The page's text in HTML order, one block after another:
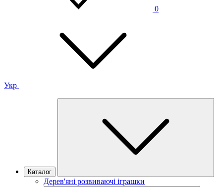
0
Укр
Каталог
Дерев'яні розвиваючі іграшки